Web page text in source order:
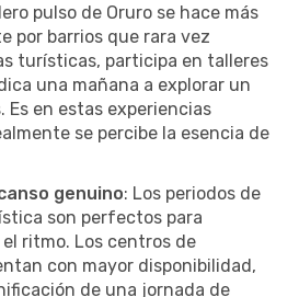
pulso de Oruro se hace más
por barrios que rara vez
turísticas, participa en talleres
una mañana a explorar un
Es en estas experiencias
se percibe la esencia de
genuino: Los periodos de
son perfectos para
ritmo. Los centros de
con mayor disponibilidad,
de una jornada de